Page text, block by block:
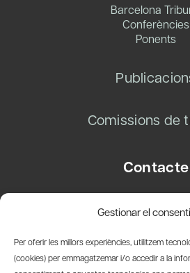
Gestionar el
Per oferir les millors experiències, utilitzem
(cookies) per emmagatzemar i/o accedir a la
Barcelona
Conferències
Ponents
Comissions de
Contacte
08003